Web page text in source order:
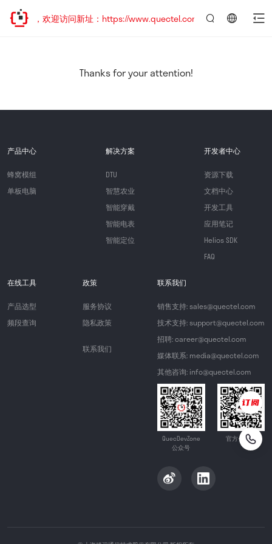
已迁移，欢迎访问新址：https://www.quectel.com.cn
Thanks for your attention!
产品中心
蜂窝模组
单板电脑
解决方案
DTU
智慧农业
智能穿戴
智能电表
智能定位
开发者中心
资源下载
文档中心
开发工具
应用笔记
Helios SDK
FAQ
在线工具
产品选型
频段查询
政策
服务协议
隐私政策
联系我们
联系我们
销售支持: sales@quectel.com
技术支持: support@quectel.com
招聘: career@quectel.com
媒体联系: media@quectel.com
其他咨询: info@quectel.com
QuecDevZone
公众号
官方公众号